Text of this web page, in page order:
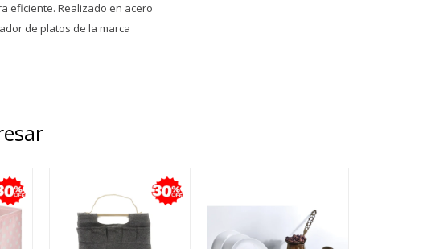
eficiente. Realizado en acero
de platos de la marca